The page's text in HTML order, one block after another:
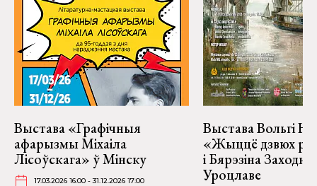
Выстава «Графічныя
афарызмы Міхаіла
Лісоўскага» ў Мінску
17.03.2026 16:00 - 31.12.2026 17:00
Выстава Вольгі
«Жыццё дзвюх
і Бярэзіна
Уроцлаве